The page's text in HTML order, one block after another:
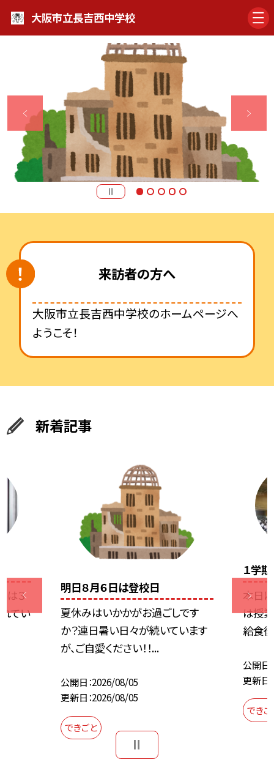
大阪市立長吉西中学校
来訪者の方へ
大阪市立長吉西中学校のホームページへ
ようこそ！
新着記事
は３
てい
明日８月６日は登校日
夏休みはいかかがお過ごしです
か？連日暑い日々が続いています
が、ご自愛ください！！...
公開日 2026/08/05
更新日 2026/08/05
できごと
１学
本日
は授業
給食
公開日
更新日
できご